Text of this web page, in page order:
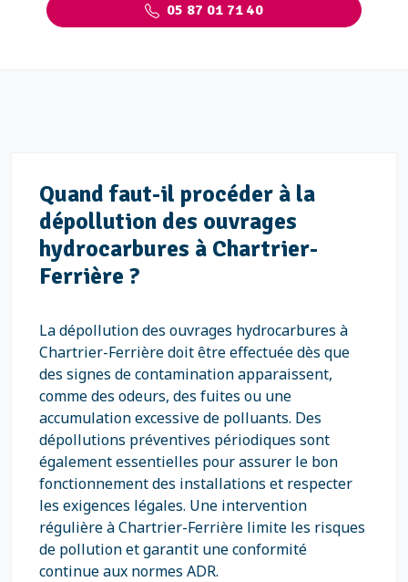
05 87 01 71 40
Quand faut-il procéder à la
dépollution des ouvrages
hydrocarbures à Chartrier-
Ferrière ?
La dépollution des ouvrages hydrocarbures à
Chartrier-Ferrière doit être effectuée dès que
des signes de contamination apparaissent,
comme des odeurs, des fuites ou une
accumulation excessive de polluants. Des
dépollutions préventives périodiques sont
également essentielles pour assurer le bon
fonctionnement des installations et respecter
les exigences légales. Une intervention
régulière à Chartrier-Ferrière limite les risques
de pollution et garantit une conformité
continue aux normes ADR.